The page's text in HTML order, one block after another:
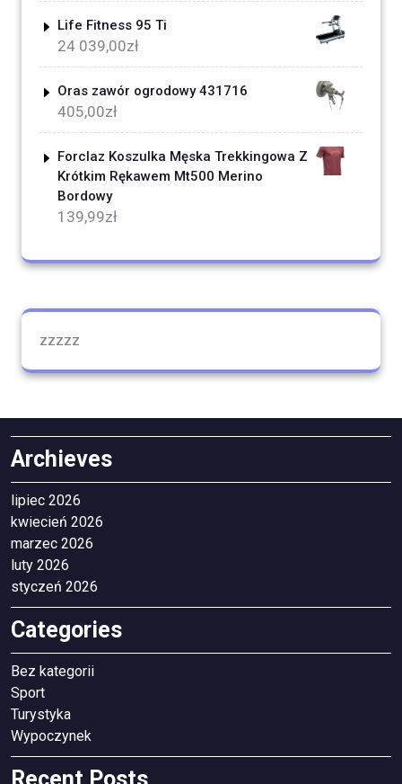
Life Fitness 95 Ti
24 039,00zł
Oras zawór ogrodowy 431716
405,00zł
Forclaz Koszulka Męska Trekkingowa Z
Krótkim Rękawem Mt500 Merino
Bordowy
139,99zł
zzzzz
Archieves
lipiec 2026
kwiecień 2026
marzec 2026
luty 2026
styczeń 2026
Categories
Bez kategorii
Sport
Turystyka
Wypoczynek